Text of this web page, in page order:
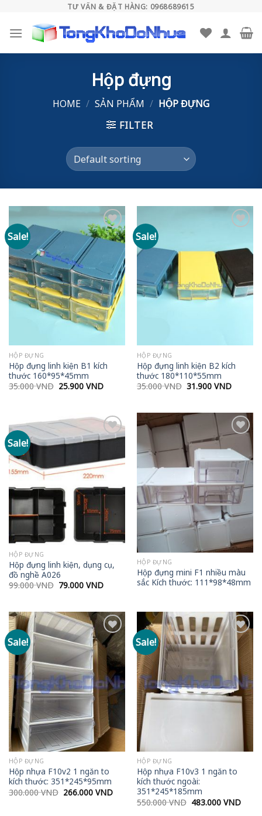
content
TƯ VẤN & ĐẶT HÀNG: 0968689615
Hộp đựng
HOME / SẢN PHẨM / HỘP ĐỰNG
FILTER
Sale!
wishlist
HỘP ĐỰNG
Hộp đựng linh kiện B1 kích
thước 160*95*45mm
35.000VND Original
price
25.900VNDCurrent
price
Sale!
HỘP ĐỰNG
Hộp đựng linh kiện B2 kích
thước 180*110*55mm
35.000VND Original
price
31.900VNDCurrent
price
Sale!
Add to
wishlist
HỘP ĐỰNG
Hộp đựng linh kiện, dụng cụ,
đồ nghề A026
99.000VND Original
price
79.000VNDCurrent
price
Add to
wishlist
HỘP ĐỰNG
Hộp đựng mini F1 nhiều màu
sắc Kích thước: 111*98*48mm
Sale!
Add to
wishlist
HỘP ĐỰNG
Hộp nhựa F10v2 1 ngăn to
kích thước: 351*245*95mm
300.000VND Original
price
266.000VNDCurrent
price
Sale!
Add to
HỘP ĐỰNG
Hộp nhựa F10v3 1 ngăn to
kích thước ngoài:
351*245*185mm
550.000VND Original
price
483.000VND
price